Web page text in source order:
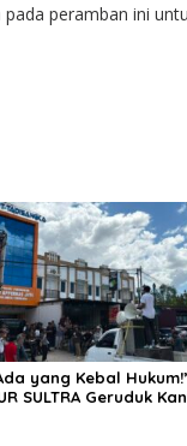
peramban ini
yang Kebal
SULTRA Geruduk